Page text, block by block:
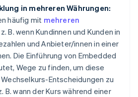
in mehreren Währungen:
häufig mit mehreren
B. wenn Kundinnen und Kunden in
und Anbieter/innen in einer
Die Einführung von Embedded
Wege zu finden, um diese
Entscheidungen zu
B. wann der Kurs während einer